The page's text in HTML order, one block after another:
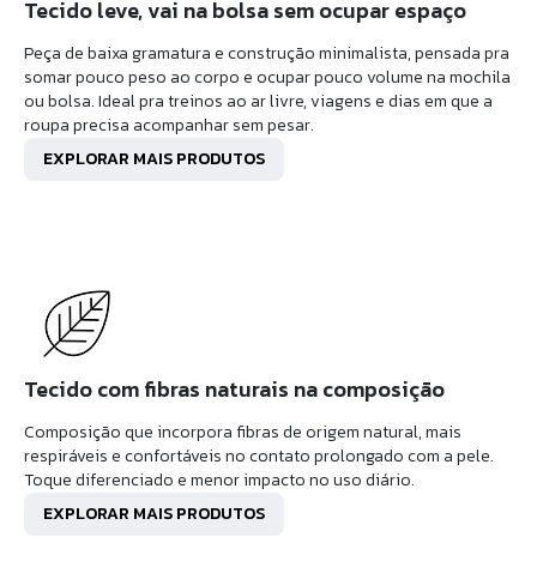
Tecido leve, vai na bolsa sem ocupar espaço
Peça de baixa gramatura e construção minimalista, pensada pra
somar pouco peso ao corpo e ocupar pouco volume na mochila
ou bolsa. Ideal pra treinos ao ar livre, viagens e dias em que a
roupa precisa acompanhar sem pesar.
EXPLORAR MAIS PRODUTOS
Tecido com fibras naturais na composição
Composição que incorpora fibras de origem natural, mais
respiráveis e confortáveis no contato prolongado com a pele.
Toque diferenciado e menor impacto no uso diário.
EXPLORAR MAIS PRODUTOS